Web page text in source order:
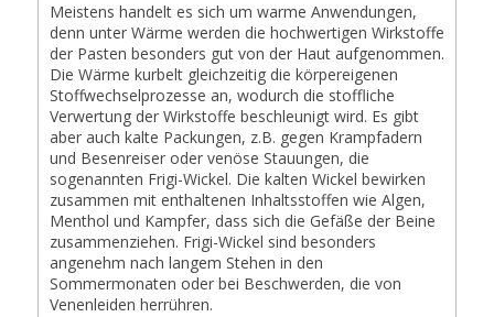
Meistens handelt es sich um warme Anwendungen,
denn unter Wärme werden die hochwertigen Wirkstoffe
der Pasten besonders gut von der Haut aufgenommen.
Die Wärme kurbelt gleichzeitig die körpereigenen
Stoffwechselprozesse an, wodurch die stoffliche
Verwertung der Wirkstoffe beschleunigt wird. Es gibt
aber auch kalte Packungen, z.B. gegen Krampfadern
und Besenreiser oder venöse Stauungen, die
sogenannten Frigi-Wickel. Die kalten Wickel bewirken
zusammen mit enthaltenen Inhaltsstoffen wie Algen,
Menthol und Kampfer, dass sich die Gefäße der Beine
zusammenziehen. Frigi-Wickel sind besonders
angenehm nach langem Stehen in den
Sommermonaten oder bei Beschwerden, die von
Venenleiden herrühren.